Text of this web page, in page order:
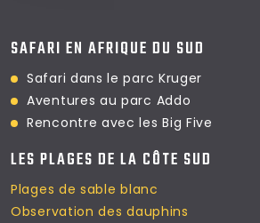
SAFARI EN AFRIQUE DU SUD
Safari dans le parc Kruger
Aventures au parc Addo
Rencontre avec les Big Five
LES PLAGES DE LA CÔTE SUD
Plages de sable blanc
Observation des dauphins